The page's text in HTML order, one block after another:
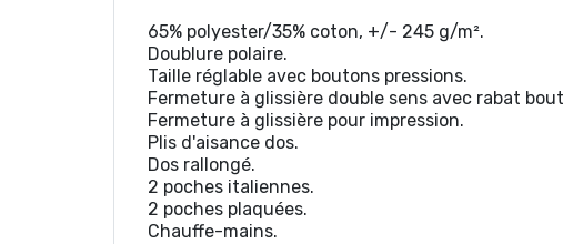
65% polyester/35% coton, +/- 245 g/m².
Doublure polaire.
Taille réglable avec boutons pressions.
Fermeture à glissière double sens avec rabat
Fermeture à glissière pour impression.
Plis d'aisance dos.
Dos rallongé.
2 poches italiennes.
2 poches plaquées.
Chauffe-mains.